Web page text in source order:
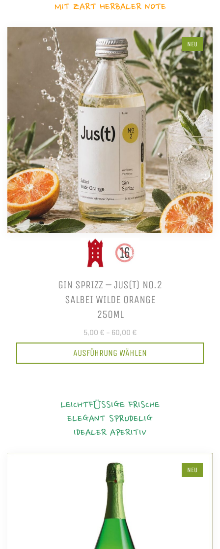
MIT ZART HERBALER NOTE
NEU
GIN SPRIZZ – JUS(T) NO.2
SALBEI WILDE ORANGE
250ML
5,00 € – 60,00 €
AUSFÜHRUNG WÄHLEN
LEICHTFÜSSIGE FRISCHE
ELEGANT SPRUDELIG
IDEALER APERITIV
NEU